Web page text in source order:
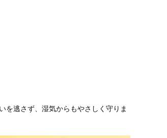
を逃さず、湿気からもやさしく守りま